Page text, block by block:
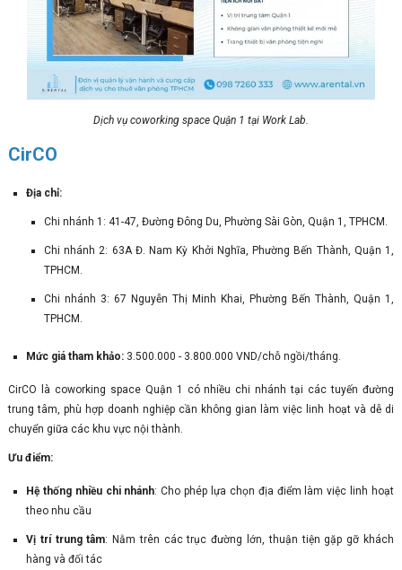
Dịch vụ coworking space Quận 1 tại Work Lab.
CirCO
Địa chỉ:
Chi nhánh 1: 41-47, Đường Đông Du, Phường Sài Gòn, Quận 1, TPHCM.
Chi nhánh 2: 63A Đ. Nam Kỳ Khởi Nghĩa, Phường Bến Thành, Quận 1,
TPHCM.
Chi nhánh 3: 67 Nguyễn Thị Minh Khai, Phường Bến Thành, Quận 1,
TPHCM.
Mức giá tham khảo:3.500.000 - 3.800.000 VND/chỗ ngồi/tháng.
CirCO là coworking space Quận 1 có nhiều chi nhánh tại các tuyến đường
trung tâm, phù hợp doanh nghiệp cần không gian làm việc linh hoạt và dễ di
chuyển giữa các khu vực nội thành.
Ưu điểm:
Hệ thống nhiều chi nhánh: Cho phép lựa chọn địa điểm làm việc linh hoạt
theo nhu cầu
Vị trí trung tâm: Nằm trên các trục đường lớn, thuận tiện gặp gỡ khách
hàng và đối tác